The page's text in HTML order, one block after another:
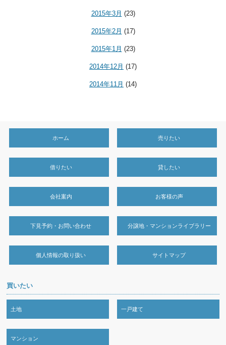
2015年3月 (23)
2015年2月 (17)
2015年1月 (23)
2014年12月 (17)
2014年11月 (14)
ホーム 売りたい
借りたい 貸したい
会社案内 お客様の声
下見予約・お問い合わせ 分譲地・マンションライブラリー
個人情報の取り扱い サイトマップ
買いたい
土地 一戸建て
マンション